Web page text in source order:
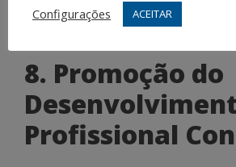
desempenho consistente mesmo
8. Promoção do
Profissional
Configurações
ACEITAR